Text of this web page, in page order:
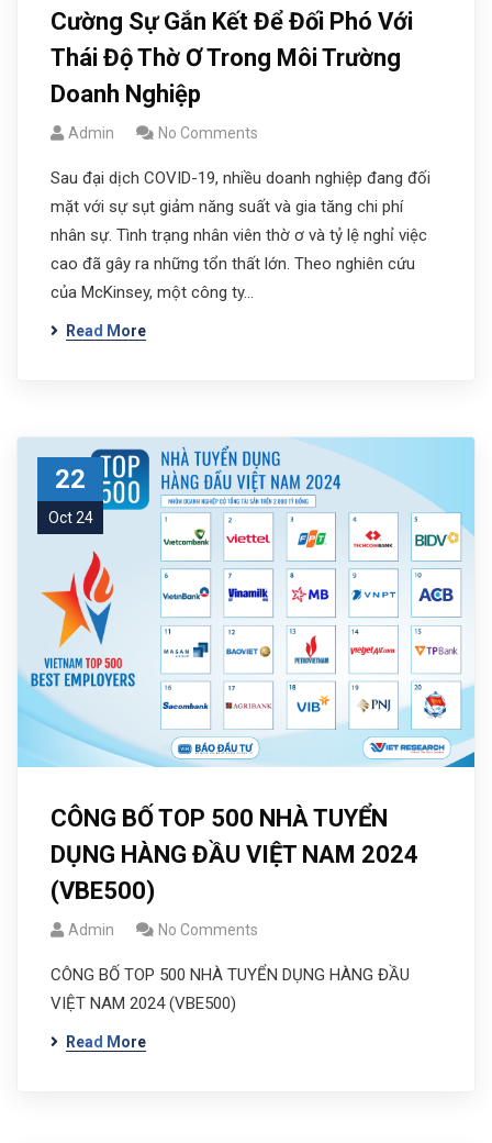
Cường Sự Gắn Kết Để Đối Phó Với
Thái Độ Thờ Ơ Trong Môi Trường
Doanh Nghiệp
Admin No Comments
Sau đại dịch COVID-19, nhiều doanh nghiệp đang đối
mặt với sự sụt giảm năng suất và gia tăng chi phí
nhân sự. Tình trạng nhân viên thờ ơ và tỷ lệ nghỉ việc
cao đã gây ra những tổn thất lớn. Theo nghiên cứu
của McKinsey, một công ty…
Read More
22
Oct 24
CÔNG BỐ TOP 500 NHÀ TUYỂN
DỤNG HÀNG ĐẦU VIỆT NAM 2024
(VBE500)
Admin No Comments
CÔNG BỐ TOP 500 NHÀ TUYỂN DỤNG HÀNG ĐẦU
VIỆT NAM 2024 (VBE500)
Read More